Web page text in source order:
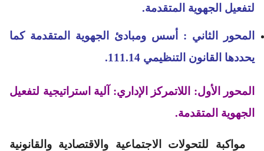
لتفعيل الجهوية المتقدمة.
المحور الثاني : أسس ومبادئ الجهوية المتقدمة كما
يحددها القانون التنظيمي 111.14.
المحور الأول: اللاتمركز الإداري: آلية استراتيجية لتفعيل
الجهوية المتقدمة.
مواكبة للتحولات الاجتماعية والاقتصادية والقانونية